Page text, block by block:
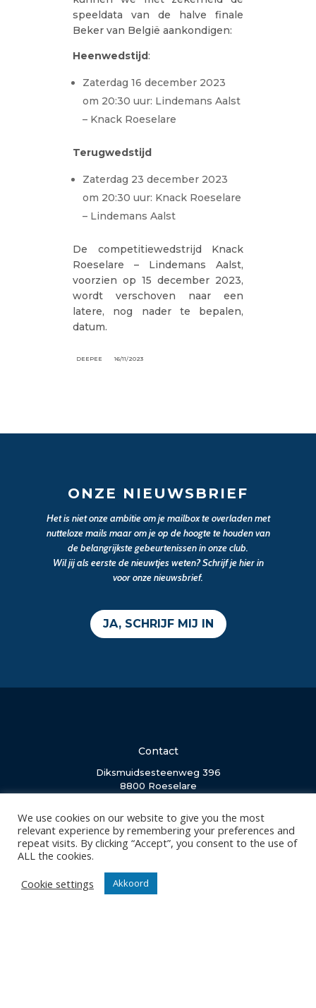
speeldata van de halve finale
Beker van België aankondigen:
Heenwedstijd:
Zaterdag 16 december 2023
om 20:30 uur: Lindemans Aalst
– Knack Roeselare
Terugwedstijd
Zaterdag 23 december 2023
om 20:30 uur: Knack Roeselare
– Lindemans Aalst
De competitiewedstrijd Knack
Roeselare – Lindemans Aalst,
voorzien op 15 december 2023,
wordt verschoven naar een
latere, nog nader te bepalen,
datum.
DEEPEE 16/11/2023
ONZE NIEUWSBRIEF
Het is niet onze ambitie om je mailbox te overladen met
nutteloze mails maar om je op de hoogte te houden van
de belangrijkste gebeurtenissen in onze club.
Wil jij als eerste de nieuwtjes weten? Schrijf je hier in
voor onze nieuwsbrief.
JA, SCHRIJF MIJ IN
Contact
Diksmuidsesteenweg 396
8800 Roeselare
Club
Team
We use cookies on our website to give you the most
relevant experience by remembering your preferences and
repeat visits. By clicking “Accept”, you consent to the use of
ALL the cookies.
Cookie settings
Akkoord